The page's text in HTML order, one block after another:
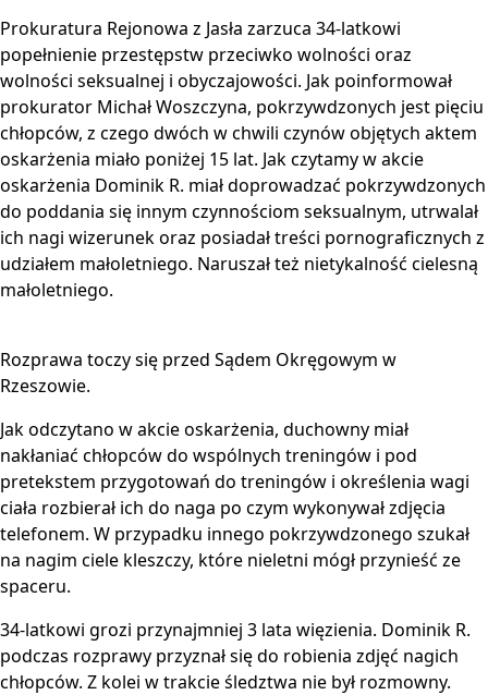
Prokuratura Rejonowa z Jasła zarzuca 34-latkowi
popełnienie przestępstw przeciwko wolności oraz
wolności seksualnej i obyczajowości. Jak poinformował
prokurator Michał Woszczyna, pokrzywdzonych jest pięciu
chłopców, z czego dwóch w chwili czynów objętych aktem
oskarżenia miało poniżej 15 lat. Jak czytamy w akcie
oskarżenia Dominik R. miał doprowadzać pokrzywdzonych
do poddania się innym czynnościom seksualnym, utrwalał
ich nagi wizerunek oraz posiadał treści pornograficznych z
udziałem małoletniego. Naruszał też nietykalność cielesną
małoletniego.
Rozprawa toczy się przed Sądem Okręgowym w
Rzeszowie.
Jak odczytano w akcie oskarżenia, duchowny miał
nakłaniać chłopców do wspólnych treningów i pod
pretekstem przygotowań do treningów i określenia wagi
ciała rozbierał ich do naga po czym wykonywał zdjęcia
telefonem. W przypadku innego pokrzywdzonego szukał
na nagim ciele kleszczy, które nieletni mógł przynieść ze
spaceru.
34-latkowi grozi przynajmniej 3 lata więzienia. Dominik R.
podczas rozprawy przyznał się do robienia zdjęć nagich
chłopców. Z kolei w trakcie śledztwa nie był rozmowny.